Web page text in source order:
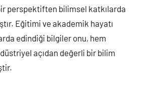
perspektiften bilimsel katkılarda
Eğitimi ve akademik hayatı
edindiği bilgiler onu, hem
açıdan değerli bir bilim